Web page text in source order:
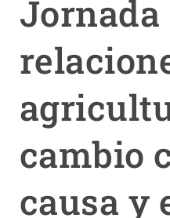
Jornada
cambio
causa y
CIENCIA EN ACCIÓN
NOTICIAS Y AGENDA